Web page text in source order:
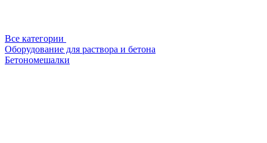
Все категории
Оборудование для раствора и бетона
Бетономешалки